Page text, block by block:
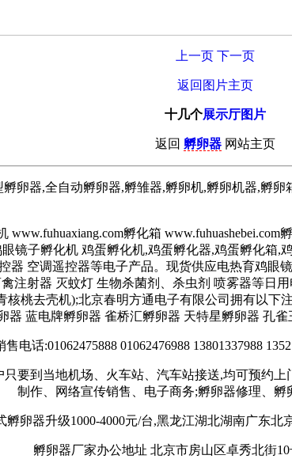
上一页 下一页
返回图片主页
十几个展示厅图片
返回 孵卵器 网站主页
卵器,全自动孵卵器,孵雏器,孵卵机,孵卵机器,孵
孵化箱
镜子孵化机 鸡蛋孵化机,鸡蛋孵化器,鸡蛋孵化
器 空调遥控器等电子产品。现货供应电热育鸡
注射器 灭蚊灯 生物杀菌剂、杀虫剂 喷雾器等日
桃去壳机);北京春明方通电子有限公司拥有以
器 蓝电牌孵卵器 雀桥汇孵卵器 天特星孵卵器 孔
售电话:01062475888 01062476988 13801337988
要到当地机场、火车站、汽车站接送,均可预约
制作、网络宣传销售、电子商务;孵卵器修理、孵
卵器升级1000-4000元/台,黑龙江湖北湖南广东北
孵卵器厂家办公地址 北京市房山区卓秀北街10